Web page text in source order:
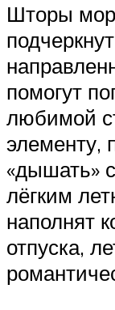
Шторы
помогут
любимой
элементу,
«дышать»
лёгким
наполнят
отпуска,